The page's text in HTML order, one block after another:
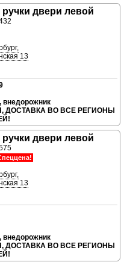
ручки двери левой
13
внедорожник
ДОСТАВКА ВО ВСЕ РЕГИОНЫ
ручки двери левой
13
внедорожник
ДОСТАВКА ВО ВСЕ РЕГИОНЫ